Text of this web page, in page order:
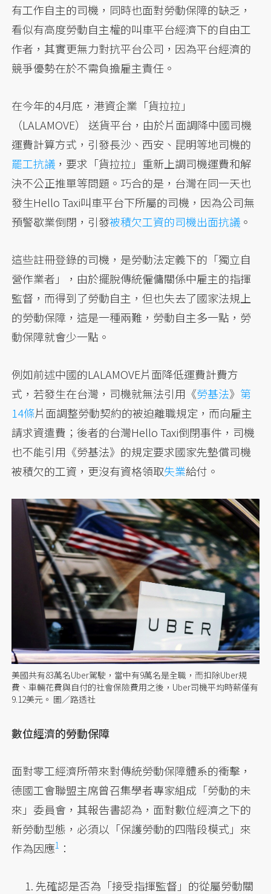
有工作自主的司機，同時也面對勞動保障的缺乏，
看似有高度勞動自主權的叫車平台經濟下的自由工
作者，其實更無力對抗平台公司，因為平台經濟的
競爭優勢在於不需負擔雇主責任。
在今年的4月底，港資企業「貨拉拉」
（LALAMOVE） 送貨平台，由於片面調降中國司機
運費計算方式，引發長沙、西安、昆明等地司機的
罷工抗議 ，要求「貨拉拉」重新上調司機運費和解
決不公正推單等問題。巧合的是，台灣在同一天也
發生Hello Taxi叫車平台下所屬的司機，因為公司無
預警歇業倒閉，引發被積欠工資的司機出面抗議 。
這些註冊登錄的司機，是勞動法定義下的「獨立自
營作業者」，由於擺脫傳統僱傭關係中雇主的指揮
監督，而得到了勞動自主，但也失去了國家法規上
的勞動保障，這是一種兩難，勞動自主多一點，勞
動保障就會少一點。
例如前述中國的LALAMOVE片面降低運費計費方
式，若發生在台灣，司機就無法引用《勞基法》 第
14條片面調整勞動契約的被迫離職規定，而向雇主
請求資遣費；後者的台灣Hello Taxi倒閉事件，司機
也不能引用《勞基法》的規定要求國家先墊償司機
被積欠的工資，更沒有資格領取失業給付。
美國共有83萬名Uber駕駛，當中有9萬名是全職，而扣除Uber規
費、車輛花費與自付的社會保險費用之後，Uber司機平均時薪僅有
9.12美元。 圖／路透社
數位經濟的勞動保障
面對零工經濟所帶來對傳統勞動保障體系的衝擊，
德國工會聯盟主席曾召集學者專家組成「勞動的未
來」委員會，其報告書認為，面對數位經濟之下的
新勞動型態，必須以「保護勞動的四階段模式」來
作為因應1 ：
先確認是否為「接受指揮監督」的從屬勞動關